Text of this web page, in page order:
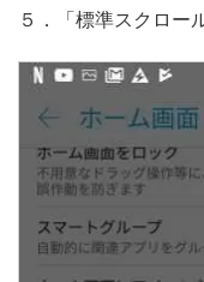
５．「標準スクロー